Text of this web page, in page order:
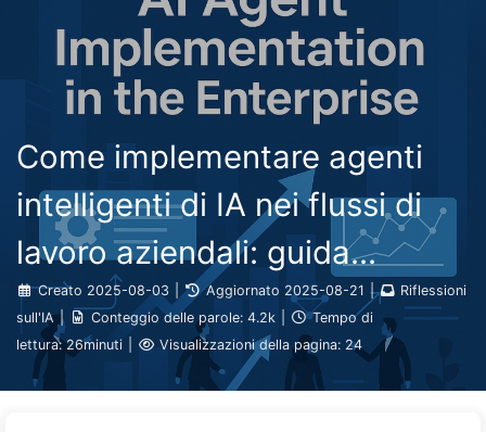
Il Percorso verso la Trasformazione dell'IA
Home Archivi Tag
Link Informazioni 🇮🇹 Italiano
Come implementare agenti
intelligenti di IA nei flussi di
lavoro aziendali: guida
completa al 2025 — Imparare
lentamente l'IA 166
Creato 2025-08-03 Aggiornato 2025-08-21 |
Riflessioni
sull'IA | Conteggio delle parole: 4.2k
Tempo di
lettura: 26minuti Visualizzazioni della pagina: 24